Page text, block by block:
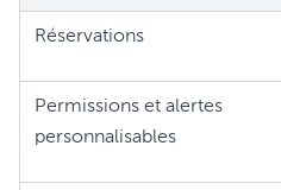
Réservations
Permissions et alertes
personnalisables